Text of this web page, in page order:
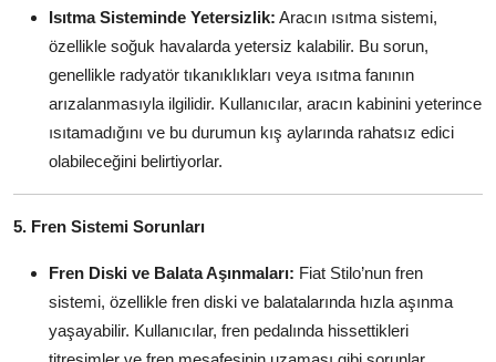
Isıtma Sisteminde Yetersizlik: Aracın ısıtma sistemi,
özellikle soğuk havalarda yetersiz kalabilir. Bu sorun,
genellikle radyatör tıkanıklıkları veya ısıtma fanının
arızalanmasıyla ilgilidir. Kullanıcılar, aracın kabinini yeterince
ısıtamadığını ve bu durumun kış aylarında rahatsız edici
olabileceğini belirtiyorlar.
5. Fren Sistemi Sorunları
Fren Diski ve Balata Aşınmaları: Fiat Stilo’nun fren
sistemi, özellikle fren diski ve balatalarında hızla aşınma
yaşayabilir. Kullanıcılar, fren pedalında hissettikleri